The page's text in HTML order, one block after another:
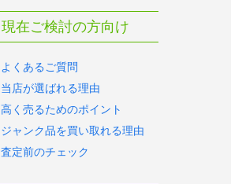
現在ご検討の方向け
よくあるご質問
当店が選ばれる理由
高く売るためのポイント
ジャンク品を買い取れる理由
査定前のチェック